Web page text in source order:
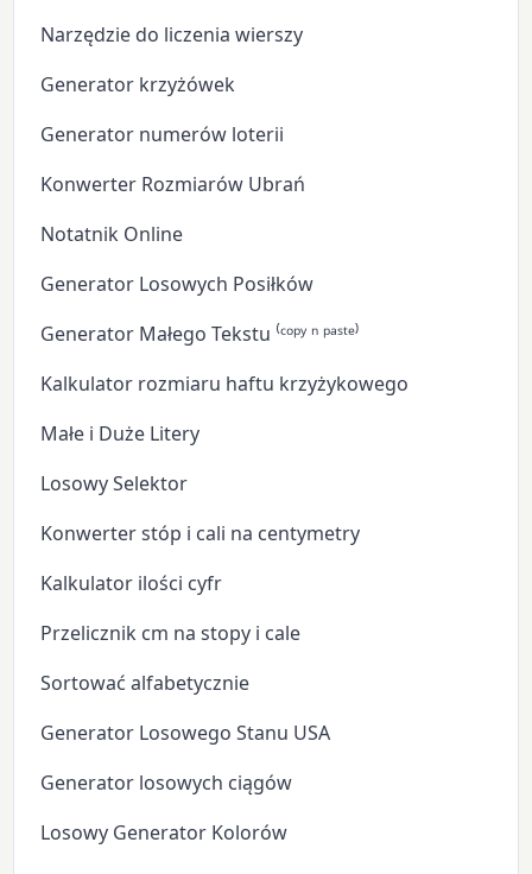
Narzędzie do liczenia wierszy
Generator krzyżówek
Generator numerów loterii
Konwerter Rozmiarów Ubrań
Notatnik Online
Generator Losowych Posiłków
Generator Małego Tekstu ⁽ᶜᵒᵖʸ ⁿ ᵖᵃˢᵗᵉ⁾
Kalkulator rozmiaru haftu krzyżykowego
Małe i Duże Litery
Losowy Selektor
Konwerter stóp i cali na centymetry
Kalkulator ilości cyfr
Przelicznik cm na stopy i cale
Sortować alfabetycznie
Generator Losowego Stanu USA
Generator losowych ciągów
Losowy Generator Kolorów